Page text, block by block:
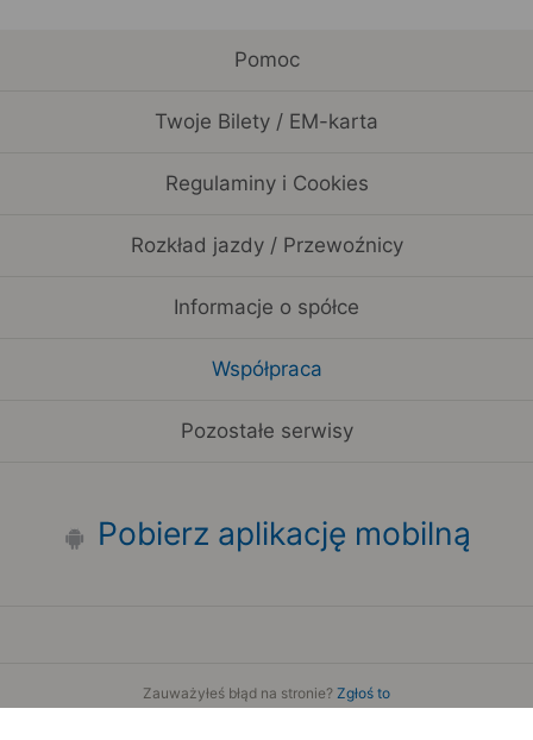
Pomoc
Twoje Bilety / EM-karta
Regulaminy i Cookies
Rozkład jazdy / Przewoźnicy
Informacje o spółce
Współpraca
Pozostałe serwisy
Pobierz aplikację mobilną
Zauważyłeś błąd na stronie? Zgłoś to